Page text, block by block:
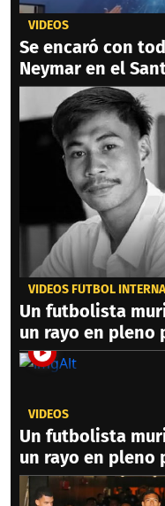
VIDEOS
Se encaró con
Neymar en el
VIDEOS FÚTBOL
Un futbolista
un rayo en pleno
VIDEOS
Un futbolista
un rayo en pleno